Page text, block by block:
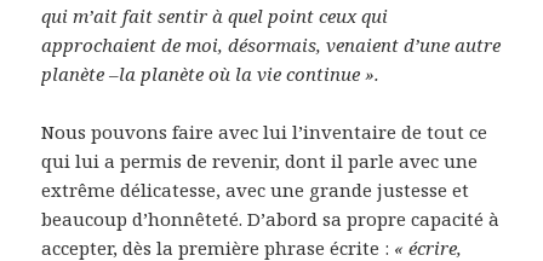
qui m’ait fait sentir à quel point ceux qui
approchaient de moi, désormais, venaient d’une autre
planète –la planète où la vie continue ».
Nous pouvons faire avec lui l’inventaire de tout ce
qui lui a permis de revenir, dont il parle avec une
extrême délicatesse, avec une grande justesse et
beaucoup d’honnêteté. D’abord sa propre capacité à
accepter, dès la première phrase écrite : « écrire,